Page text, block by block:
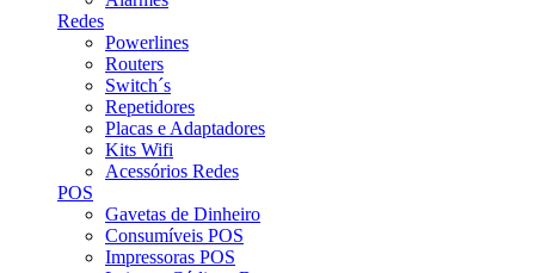
Redes
Powerlines
Routers
Switch´s
Repetidores
Placas e Adaptadores
Kits Wifi
Acessórios Redes
POS
Gavetas de Dinheiro
Consumíveis POS
Impressoras POS